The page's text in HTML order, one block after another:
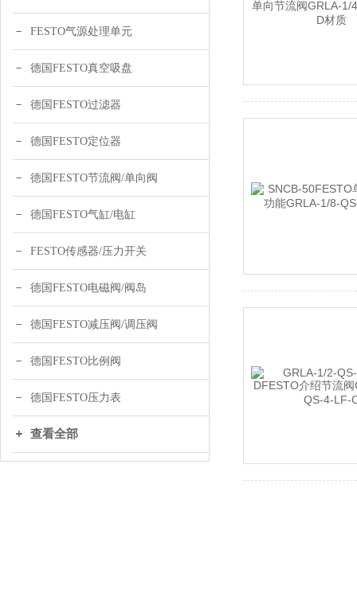
FESTO气源处理单元
德国FESTO真空吸盘
德国FESTO过滤器
德国FESTO定位器
德国FESTO节流阀/单向阀
德国FESTO气缸/电缸
FESTO传感器/压力开关
德国FESTO电磁阀/阀岛
德国FESTO减压阀/调压阀
德国FESTO比例阀
德国FESTO压力表
查看全部